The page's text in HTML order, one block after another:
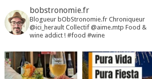
bobstronomie.fr
Blogueur bObStronomie.fr Chroniqueur
@ici_herault Collectif @aime.mtp Food &
wine addict ! #food #wine